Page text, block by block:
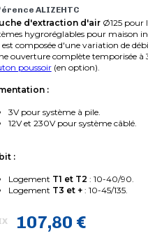
ALIZEHTC
d'extraction d'airØ125 pour
hygroréglables pour maison
est composée d'une variation de
ouverture complète temporisée
poussoir(en option).
:
3V pour système à pile.
12V et 230V pour système câblé.
:
Logement T1 et T2 : 10-40/90.
Logement T3 et +: 10-45/135.
107,80 €